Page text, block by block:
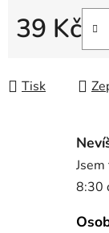
39 Kč
Měrná cena:
Tisk
8:30